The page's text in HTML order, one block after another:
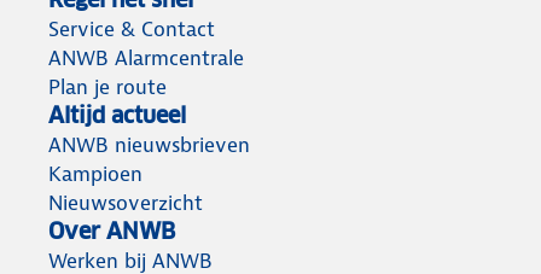
Service & Contact
ANWB Alarmcentrale
Plan je route
Altijd actueel
ANWB nieuwsbrieven
Kampioen
Nieuwsoverzicht
Over ANWB
Werken bij ANWB